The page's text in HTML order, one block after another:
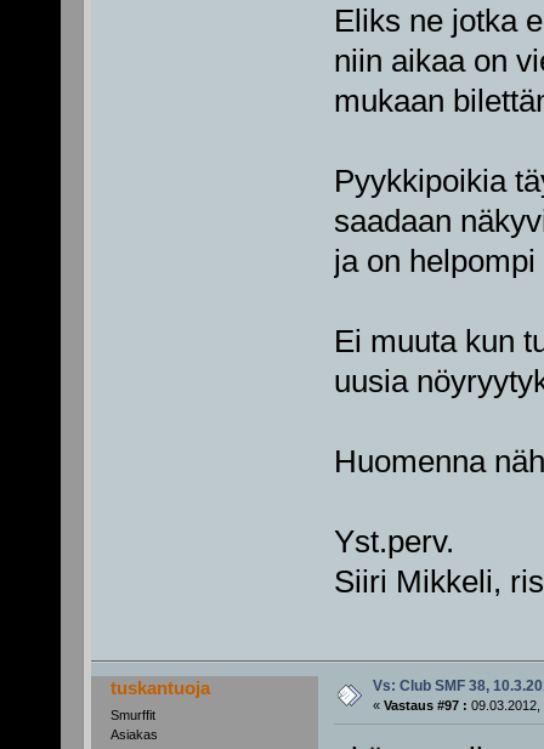
Eliks ne jotka
niin aikaa on
mukaan
Pyykkipoikia
saadaan
ja on
Ei muuta kun
uusia
Huomenna
Yst.perv.
Siiri Mikkeli,
tuskantuoja
Smurffit
Asiakas
Vs: Club SMF 38,
« Vastaus #97 : 09.03.2012,